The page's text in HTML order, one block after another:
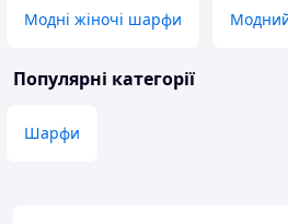
Модні жіночі шарфи
Популярні категорії
Шарфи